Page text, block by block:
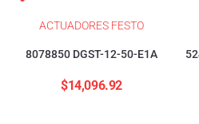
ACTUADORES FESTO
8078850 DGST-12-50-E1A
$14,096.92